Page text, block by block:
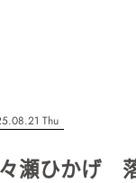
専門メディア
Thu
瀬ひかげ